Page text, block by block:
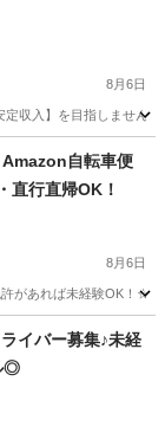
8月6日
定収入】を目指しませ
自転車便
直行直帰OK！
8月6日
があれば未経験OK！
イバー募集♪未経
◎